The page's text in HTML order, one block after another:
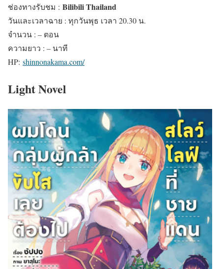
ช่องทางรับชม : Bilibili Thailand
วันและเวลาฉาย : ทุกวันพุธ เวลา 20.30 น.
จำนวน : – ตอน
ความยาว : – นาที
HP: shinnonakama.com/
Light Novel